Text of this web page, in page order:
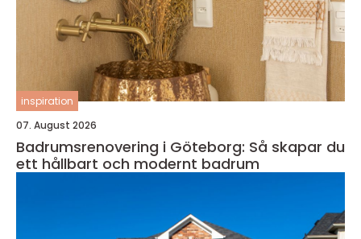
inspiration
07. August 2026
Badrumsrenovering i Göteborg: Så skapar du
ett hållbart och modernt badrum